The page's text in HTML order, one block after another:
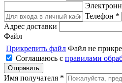
Телефон *
Адрес доставки
Файл
Прикрепить файл Файл не
Соглашаюсь с правилами
Имя получателя *